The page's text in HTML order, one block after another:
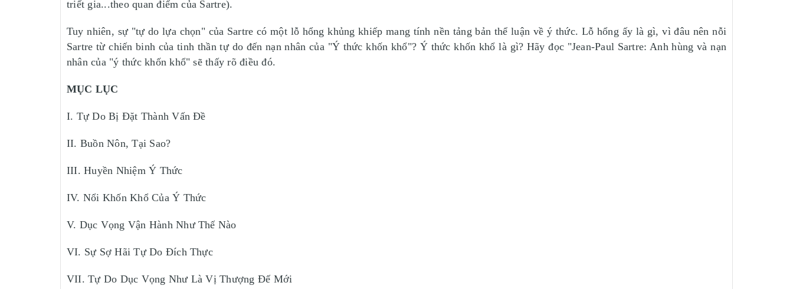
triết gia...theo quan điểm của Sartre).
Tuy nhiên, sự "tự do lựa chọn" của Sartre có một lỗ hổng khủng khiếp mang tính nền tảng bản thể luận về ý thức. Lỗ hổng ấy là gì, vì đâu nên nỗi
Sartre từ chiến binh của tinh thần tự do đến nạn nhân của "Ý thức khốn khổ"? Ý thức khốn khổ là gì? Hãy đọc "Jean-Paul Sartre: Anh hùng và nạn
nhân của "ý thức khốn khổ" sẽ thấy rõ điều đó.
MỤC LỤC
I. Tự Do Bị Đặt Thành Vấn Đề
II. Buồn Nôn, Tại Sao?
III. Huyền Nhiệm Ý Thức
IV. Nổi Khốn Khổ Của Ý Thức
V. Dục Vọng Vận Hành Như Thế Nào
VI. Sự Sợ Hãi Tự Do Đích Thực
VII. Tự Do Dục Vọng Như Là Vị Thượng Đế Mới